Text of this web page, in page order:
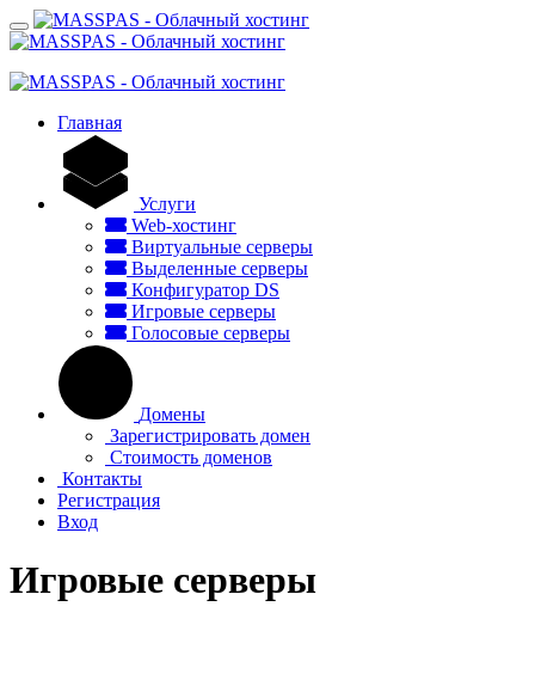
Главная
Услуги
Web-хостинг
Виртуальные серверы
Выделенные серверы
Конфигуратор DS
Игровые серверы
Голосовые серверы
Домены
Зарегистрировать домен
Стоимость доменов
Контакты
Регистрация
Вход
Игровые серверы